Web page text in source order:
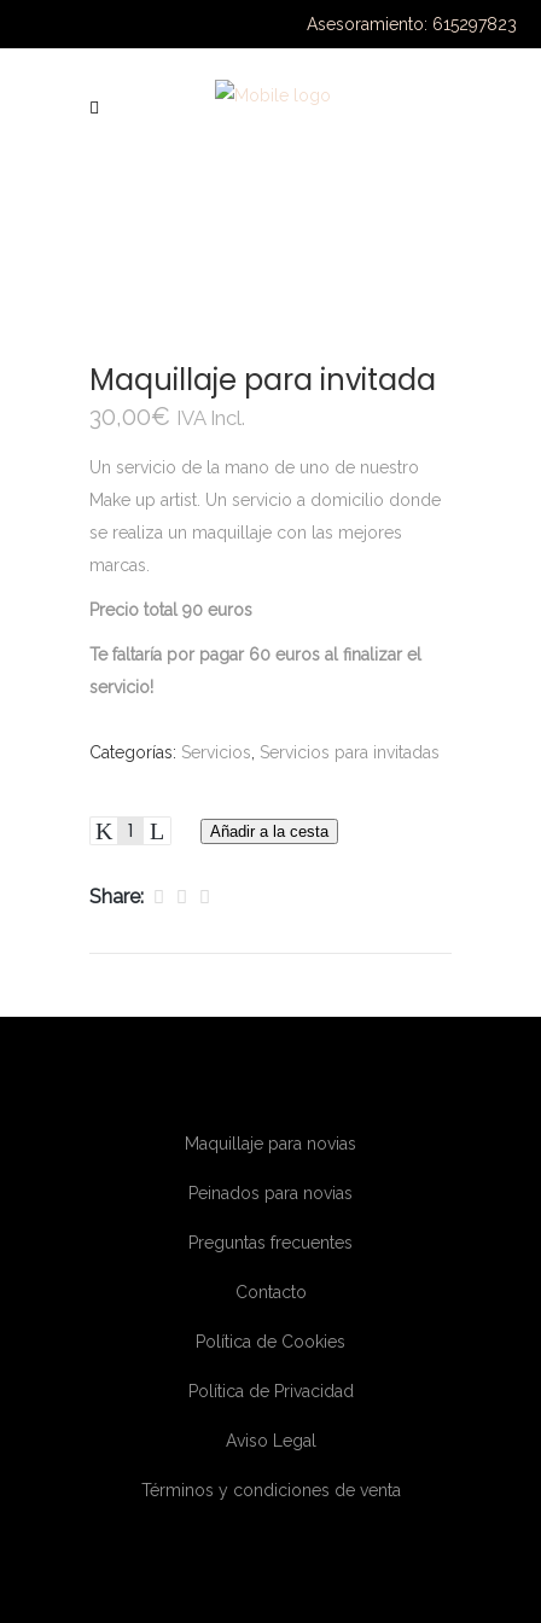
Asesoramiento: 615297823
Maquillaje para invitada
30,00€ IVA Incl.
Un servicio de la mano de uno de nuestro
Make up artist. Un servicio a domicilio donde
se realiza un maquillaje con las mejores
marcas.
Precio total 90 euros
Te faltaría por pagar 60 euros al finalizar el
servicio!
Categorías: Servicios Servicios para invitadas
Añadir a la cesta
Share:
Maquillaje para novias
Peinados para novias
Preguntas frecuentes
Contacto
Política de Cookies
Política de Privacidad
Aviso Legal
Términos y condiciones de venta